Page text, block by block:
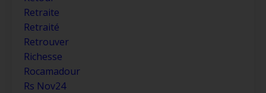
Retraite
Retraité
Retrouver
Richesse
Rocamadour
Rs Nov24